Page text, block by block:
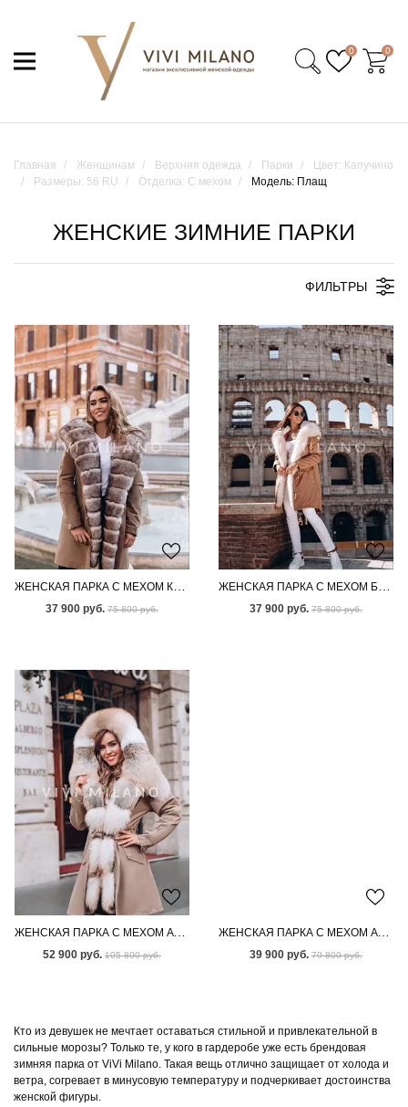
0 0
Главная Женщинам Верхняя одежда Парки
Цвет: Капучино
Размеры: 56 RU
Отделка: С мехом Модель: Плащ
ЖЕНСКИЕ ЗИМНИЕ ПАРКИ
ФИЛЬТРЫ
ЖЕНСКАЯ ПАРКА С МЕХОМ КАНАДСКОГО ПЕСЦА
37 900 руб. 75 800 руб.
ЖЕНСКАЯ ПАРКА С МЕХОМ БЕНГАЛЬСКОЙ ЛИСЫ
37 900 руб. 75 800 руб.
ЖЕНСКАЯ ПАРКА С МЕХОМ АУКЦИОННОЙ ЛИСЫ
52 900 руб. 105 800 руб.
ЖЕНСКАЯ ПАРКА С МЕХОМ АУКЦИОННОГО ПЕСЦА
39 900 руб. 79 800 руб.
Кто из девушек не мечтает оставаться стильной и привлекательной в
сильные морозы? Только те, у кого в гардеробе уже есть брендовая
зимняя парка от ViVi Milano. Такая вещь отлично защищает от холода и
ветра, согревает в минусовую температуру и подчеркивает достоинства
женской фигуры.